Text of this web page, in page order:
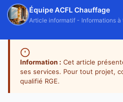
Équipe ACFL Chauffage
Article informatif - Informations
Information : Cet article
ses services. Pour tout projet,
qualifié RGE.